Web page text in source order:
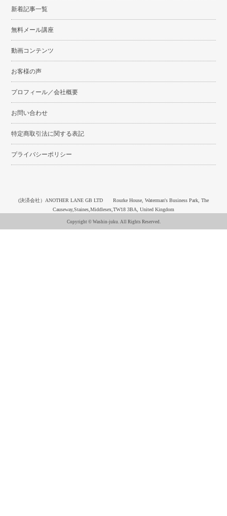
新着記事一覧
無料メール講座
動画コンテンツ
お客様の声
プロフィール／会社概要
お問い合わせ
特定商取引法に関する表記
プライバシーポリシー
(決済会社）ANOTHER LANE GB LTD Rourke House, Waterman's Business Park, The
Causeway,Staines,Middlesex,TW18 3BA, United Kingdom
Copyright © Washin-juku. All Rights Reserved.